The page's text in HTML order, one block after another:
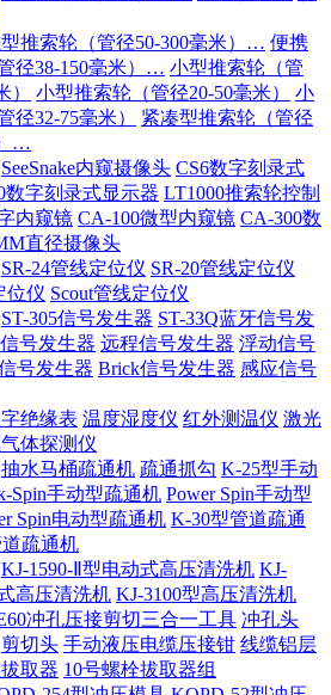
推索轮（管径50-300毫米）… 便携
径38-150毫米）… 小型推索轮（管
）
小型推索轮（管径20-50毫米）
小
径32-75毫米）
紧凑型推索轮（管径
…
SeeSnake内窥摄像头 CS6数字刻录式
数字刻录式显示器 LT1000推索轮控制
内窥镜 CA-100微型内窥镜 CA-300数
直径摄像头
SR-24管线定位仪 SR-20管线定位仪
位仪 Scout管线定位仪
ST-305信号发生器 ST-33Q蓝牙信号发
号发生器 远程信号发生器 浮动信号
号发生器 Brick信号发生器 感应信号
绝缘表 温度湿度仪 红外测温仪 激光
体探测仪
抽水马桶疏通机 疏通抓勾 K-25型手动
Spin手动型疏通机 Power Spin手动型
Spin电动型疏通机 K-30型管道疏通
疏通机
KJ-1590-Ⅱ型电动式高压清洗机 KJ-
高压清洗机 KJ-3100型高压清洗机
冲孔压接剪切三合一工具 冲孔头
剪切头 手动液压电缆压接钳 线缆铝层
取器 10号螺栓拔取器组